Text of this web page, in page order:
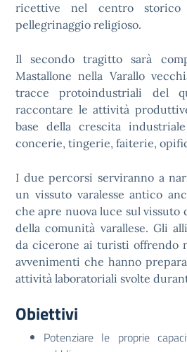
ricettive nel centro
pellegrinaggio religioso.
Il secondo tragitto sarà
Mastallone nella Varallo
tracce protoindustriali del
raccontare le attività
base della crescita
concerie, tingerie, faiterie,
I due percorsi serviranno a
un vissuto varalesse antico
che apre nuova luce sul
della comunità varallese. Gli
da cicerone ai turisti offrendo
avvenimenti che hanno
attività laboratoriali svolte
Obiettivi
Potenziare le proprie